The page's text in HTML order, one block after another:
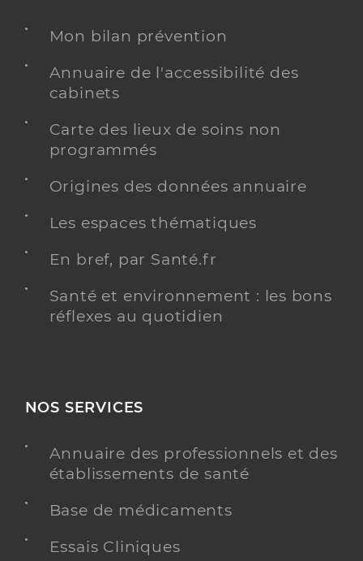
Mon bilan prévention
Annuaire de l'accessibilité des
cabinets
Carte des lieux de soins non
programmés
Origines des données annuaire
Les espaces thématiques
En bref, par Santé.fr
Santé et environnement : les bons
réflexes au quotidien
NOS SERVICES
Annuaire des professionnels et des
établissements de santé
Base de médicaments
Essais Cliniques